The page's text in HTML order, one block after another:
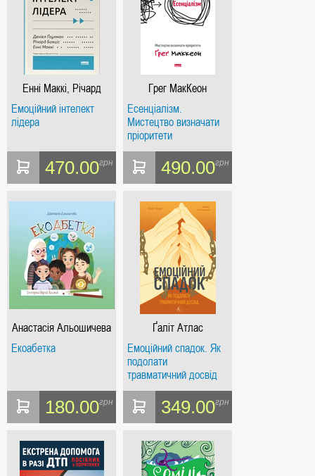
Енні Маккі, Річард
Бояціс, Денiел
Ґоулман
Емоційний інтелект
лідера
470.00грн
Грег МакКеон
Есенціалізм.
Мистецтво визначати
пріоритети
490.00грн
Анастасія Альошичева
Екоабетка
180.00грн
Ґаліт Атлас
Емоційний спадок. Як
подолати
травматичний досвід
349.00грн